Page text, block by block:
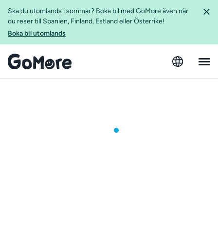
Ska du utomlands i sommar? Boka bil med GoMore även när
du reser till Spanien, Finland, Estland eller Österrike!
Boka bil utomlands